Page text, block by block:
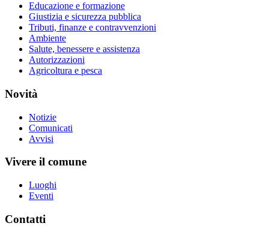
Educazione e formazione
Giustizia e sicurezza pubblica
Tributi, finanze e contravvenzioni
Ambiente
Salute, benessere e assistenza
Autorizzazioni
Agricoltura e pesca
Novità
Notizie
Comunicati
Avvisi
Vivere il comune
Luoghi
Eventi
Contatti